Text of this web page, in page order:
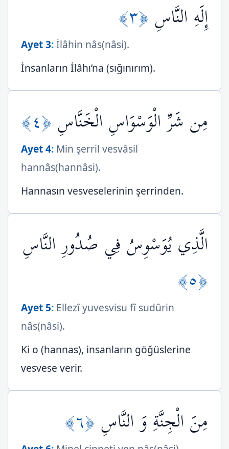
إِلَهِ النَّاسِ ﴿٣﴾
Ayet 3:İlâhin nâs(nâsi).
İnsanların İlâhı’na (sığınırım).
مِن شَرِّ الْوَسْوَاسِ الْخَنَّاسِ ﴿٤﴾
Ayet 4: Min şerril vesvâsil
hannâs(hannâsi).
Hannasın vesveselerinin şerrinden.
الَّذِي يُوَسْوِسُ فِي صُدُورِ النَّاسِ
﴿٥﴾
Ayet 5: Ellezî yuvesvisu fî sudûrin
nâs(nâsi).
Ki o (hannas), insanların göğüslerine
vesvese verir.
مِنَ الْجِنَّةِ وَ النَّاسِ ﴿٦﴾